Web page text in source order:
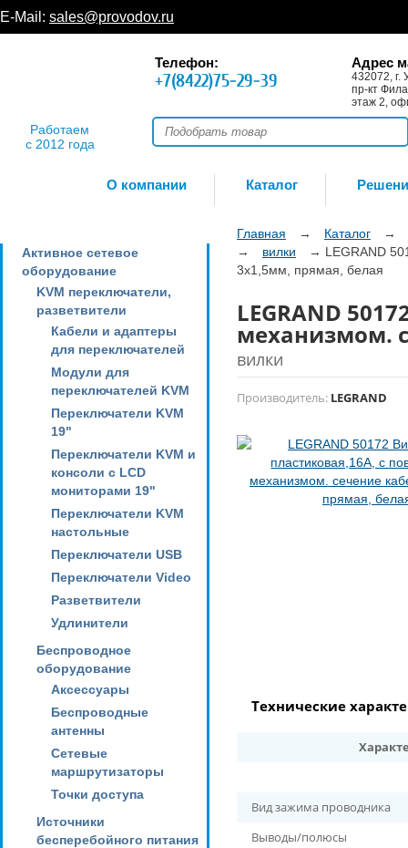
E-Mail: sales@provodov.ru
Работаем
с 2012 года
Телефон:
+7(8422)75-29-39
Адрес
432072, г.
пр-кт
этаж 2,
О компании Каталог
Активное сетевое
оборудование
KVM переключатели,
разветвители
Кабели и адаптеры
для переключателей
Модули для
переключателей KVM
Переключатели KVM
19"
Переключатели KVM и
консоли с LCD
мониторами 19"
Переключатели KVM
настольные
Переключатели USB
Переключатели Video
Разветвители
Удлинители
Беспроводное
оборудование
Аксессуары
Беспроводные
антенны
Сетевые
маршрутизаторы
Точки доступа
Источники
бесперебойного питания
Главная → Каталог
→
→
вилки → LEGRAND
3х1,5мм, прямая, белая
LEGRAND
механизмом.
вилки
Производитель: LEGRAND
Технические
Вид зажима проводника
Выводы/полюсы